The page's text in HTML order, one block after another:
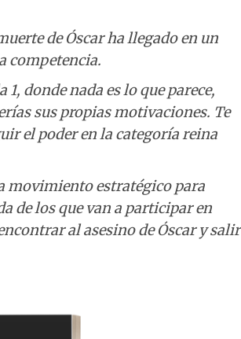
de Óscar ha llegado en un
competencia.
donde nada es lo que parece,
sus propias motivaciones. Te
el poder en la categoría reina
movimiento estratégico para
de los que van a participar en
al asesino de Óscar y salir